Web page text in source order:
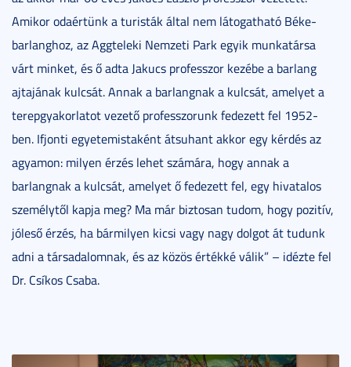
Amikor odaértünk a turisták által nem látogatható Béke-
barlanghoz, az Aggteleki Nemzeti Park egyik munkatársa
várt minket, és ő adta Jakucs professzor kezébe a barlang
ajtajának kulcsát. Annak a barlangnak a kulcsát, amelyet a
terepgyakorlatot vezető professzorunk fedezett fel 1952-
ben. Ifjonti egyetemistaként átsuhant akkor egy kérdés az
agyamon: milyen érzés lehet számára, hogy annak a
barlangnak a kulcsát, amelyet ő fedezett fel, egy hivatalos
személytől kapja meg? Ma már biztosan tudom, hogy pozitív,
jóleső érzés, ha bármilyen kicsi vagy nagy dolgot át tudunk
adni a társadalomnak, és az közös értékké válik” – idézte fel
Dr. Csíkos Csaba.